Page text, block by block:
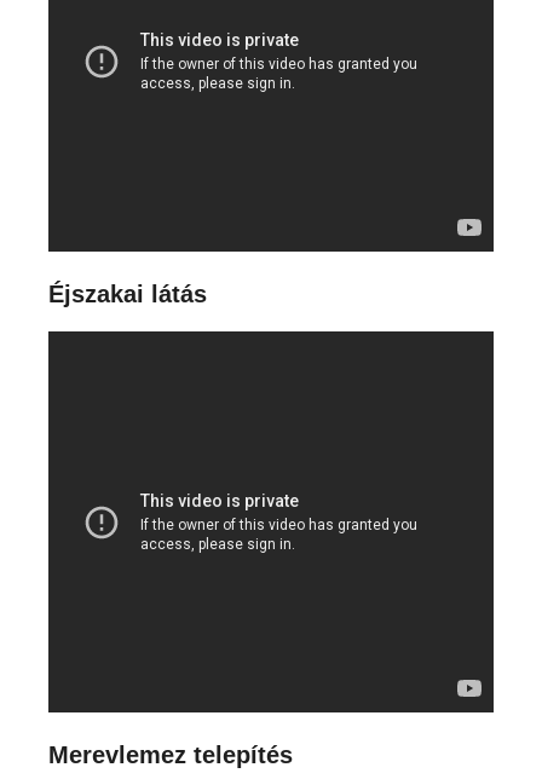
Éjszakai látás
Merevlemez telepítés